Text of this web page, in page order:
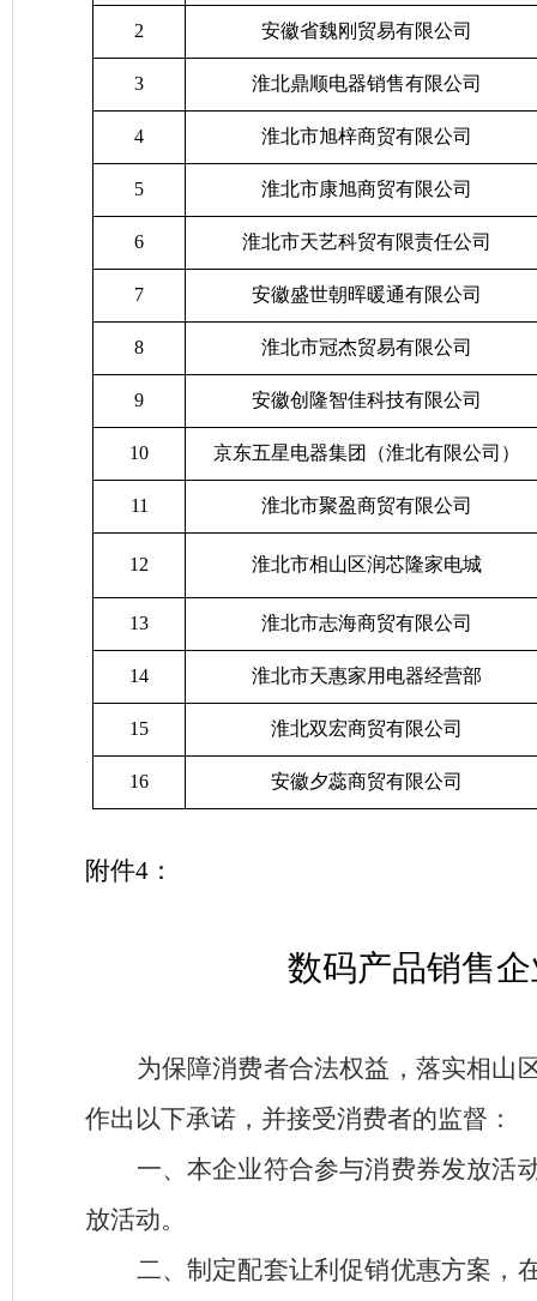
2 安徽省魏刚贸易有限公司
3 淮北鼎顺电器销售有限公司
4 淮北市旭梓商贸有限公司
5 淮北市康旭商贸有限公司
6 淮北市天艺科贸有限责任公司
7 安徽盛世朝晖暖通有限公司
8 淮北市冠杰贸易有限公司
9 安徽创隆智佳科技有限公司
10 京东五星电器集团（淮北有限公司）
11 淮北市聚盈商贸有限公司
12 淮北市相山区润芯隆家电城
13 淮北市志海商贸有限公司
14 淮北市天惠家用电器经营部
15 淮北双宏商贸有限公司
16 安徽夕蕊商贸有限公司
附件4 ：
数码产品销售
为保障消费者合法权益，落实相山
作出以下承诺，并接受消费者的监督：
一、本企业符合参与消费券发放活
放活动。
二、制定配套让利促销优惠方案，